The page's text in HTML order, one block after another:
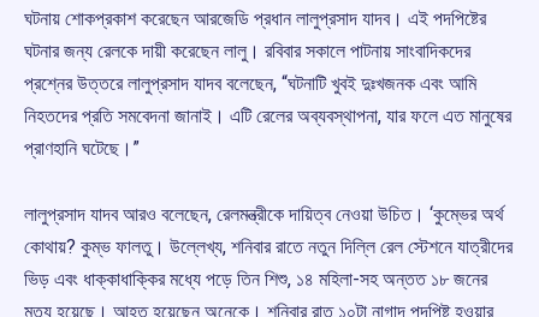
ঘটনায় শোকপ্রকাশ করেছেন আরজেডি প্রধান লালুপ্রসাদ যাদব। এই পদপিষ্টের
ঘটনার জন্য রেলকে দায়ী করেছেন লালু। রবিবার সকালে পাটনায় সাংবাদিকদের
প্রশ্নের উত্তরে লালুপ্রসাদ যাদব বলেছেন, “ঘটনাটি খুবই দুঃখজনক এবং আমি
নিহতদের প্রতি সমবেদনা জানাই। এটি রেলের অব্যবস্থাপনা, যার ফলে এত মানুষের
প্রাণহানি ঘটেছে।”
লালুপ্রসাদ যাদব আরও বলেছেন, রেলমন্ত্রীকে দায়িত্ব নেওয়া উচিত। ‘কুম্ভের অর্থ
কোথায়? কুম্ভ ফালতু। উল্লেখ্য, শনিবার রাতে নতুন দিল্লি রেল স্টেশনে যাত্রীদের
ভিড় এবং ধাক্কাধাক্কির মধ্যে পড়ে তিন শিশু, ১৪ মহিলা-সহ অন্তত ১৮ জনের
মৃত্যু হয়েছে। আহত হয়েছেন অনেকে। শনিবার রাত ১০টা নাগাদ পদপিষ্ট হওয়ার